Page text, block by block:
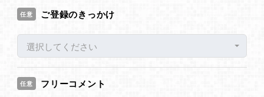
任意 ご登録のきっかけ
選択してください
任意 フリーコメント